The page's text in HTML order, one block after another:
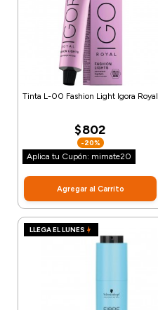
Tinta L-00 Fashion Light Igora Royal
$802
-20%
Aplica tu Cupón: mimate20
Agregar al Carrito
LLEGA EL LUNES